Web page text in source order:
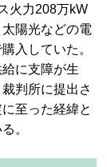
火力208万kW
陽光などの電
入していた。
に支障が生
判所に提出さ
至った経緯と
。